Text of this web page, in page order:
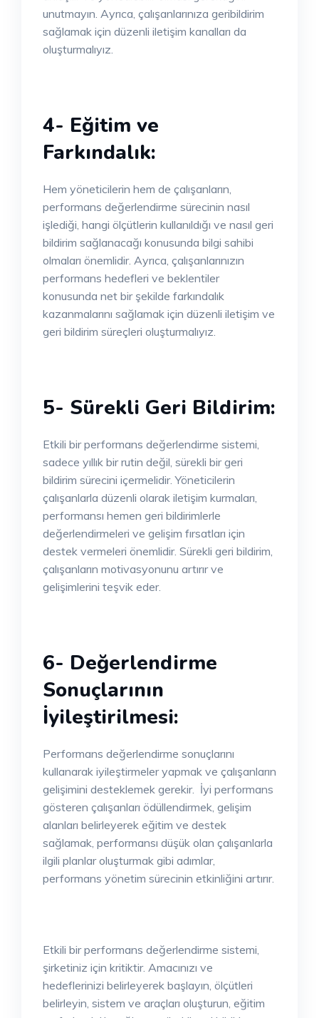
unutmayın. Ayrıca, çalışanlarınıza geribildirim
sağlamak için düzenli iletişim kanalları da
oluşturmalıyız.
4- Eğitim ve
Farkındalık:
Hem yöneticilerin hem de çalışanların,
performans değerlendirme sürecinin nasıl
işlediği, hangi ölçütlerin kullanıldığı ve nasıl geri
bildirim sağlanacağı konusunda bilgi sahibi
olmaları önemlidir. Ayrıca, çalışanlarınızın
performans hedefleri ve beklentiler
konusunda net bir şekilde farkındalık
kazanmalarını sağlamak için düzenli iletişim ve
geri bildirim süreçleri oluşturmalıyız.
5- Sürekli Geri Bildirim:
Etkili bir performans değerlendirme sistemi,
sadece yıllık bir rutin değil, sürekli bir geri
bildirim sürecini içermelidir. Yöneticilerin
çalışanlarla düzenli olarak iletişim kurmaları,
performansı hemen geri bildirimlerle
değerlendirmeleri ve gelişim fırsatları için
destek vermeleri önemlidir. Sürekli geri bildirim,
çalışanların motivasyonunu artırır ve
gelişimlerini teşvik eder.
6- Değerlendirme
Sonuçlarının
İyileştirilmesi:
Performans değerlendirme sonuçlarını
kullanarak iyileştirmeler yapmak ve çalışanların
gelişimini desteklemek gerekir. İyi performans
gösteren çalışanları ödüllendirmek, gelişim
alanları belirleyerek eğitim ve destek
sağlamak, performansı düşük olan çalışanlarla
ilgili planlar oluşturmak gibi adımlar,
performans yönetim sürecinin etkinliğini artırır.
Etkili bir performans değerlendirme sistemi,
şirketiniz için kritiktir. Amacınızı ve
hedeflerinizi belirleyerek başlayın, ölçütleri
belirleyin, sistem ve araçları oluşturun, eğitim